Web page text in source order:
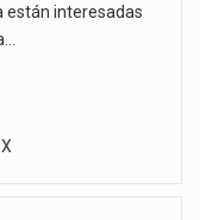
están interesadas